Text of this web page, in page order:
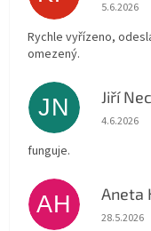
5.6.2026
Rychle vyřízeno,
omezený.
JN Jiří
4.6.2026
funguje.
AH Aneta
28.5.2026